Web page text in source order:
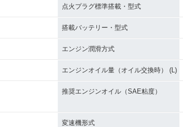
点火プラグ標準搭載・型式
搭載バッテリー・型式
エンジン潤滑方式
エンジンオイル量（オイル交換時） (L)
推奨エンジンオイル（SAE粘度）
変速機形式